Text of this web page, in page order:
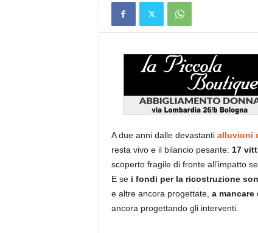
A due anni dalle devastanti alluvioni
resta vivo e il bilancio pesante: 17
scoperto fragile di fronte all’impatto
E sei fondi per la ricostruzione
e altre ancora progettate, a mancare
ancora progettando gli interventi.